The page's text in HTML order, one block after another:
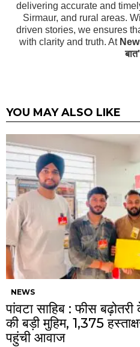
delivering accurate and
Sirmaur, and rural areas.
driven stories, we ensures
with clarity and truth. At
YOU MAY ALSO LIKE
NEWS
पांवटा साहिब : फीस
की बड़ी मुहिम, 1,375
पहुंची आवाज